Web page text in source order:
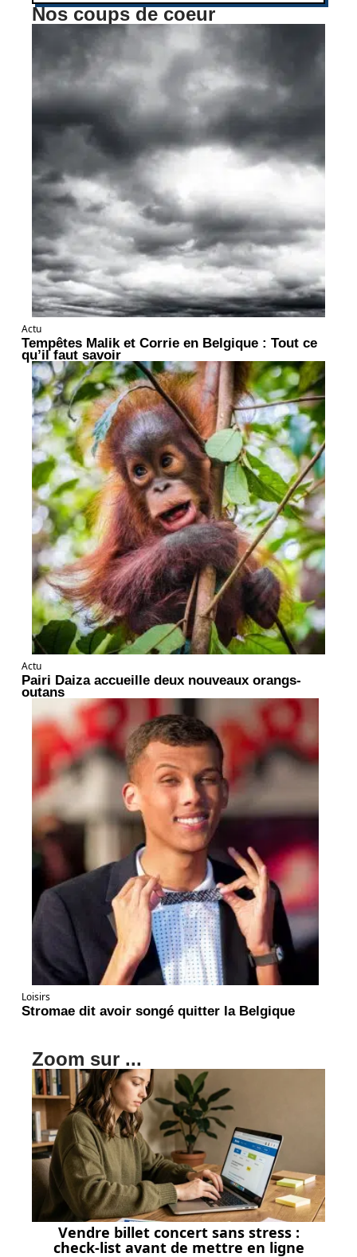
Nos coups de coeur
Actu
Tempêtes Malik et Corrie en Belgique : Tout ce
qu’il faut savoir
Actu
Pairi Daiza accueille deux nouveaux orangs-
outans
Loisirs
Stromae dit avoir songé quitter la Belgique
Zoom sur ...
Vendre billet concert sans stress :
check-list avant de mettre en ligne